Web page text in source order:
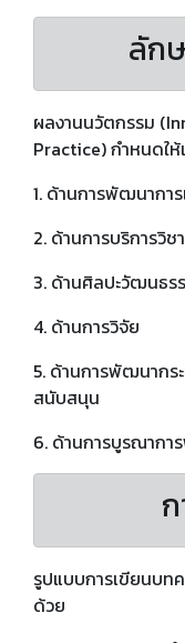
ลัก
ผลงานนวัตกรรม
Practice) กำหนดให้
1. ด้านการพัฒนากา
2. ด้านการบริการวิช
3. ด้านศิลปะวัฒนธร
4. ด้านการวิจัย
5. ด้านการพัฒนากร
สนับสนุน
6. ด้านการบูรณากา
รูปแบบการเขียนบท
ด้วย